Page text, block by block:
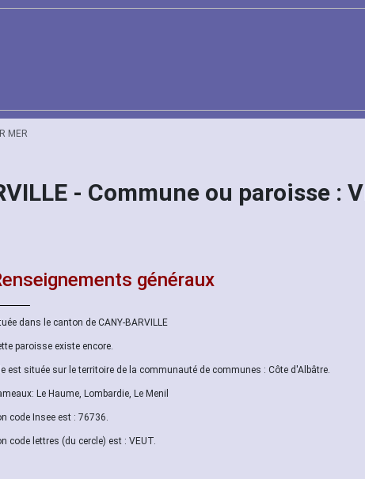
MER
- Commune ou paroisse :
généraux
dans le canton de CANY-BARVILLE
paroisse existe encore.
est située sur le territoire de la communauté de communes : Côte d'Albâtre.
Le Haume, Lombardie, Le Menil
code Insee est : 76736.
code lettres (du cercle) est : VEUT.